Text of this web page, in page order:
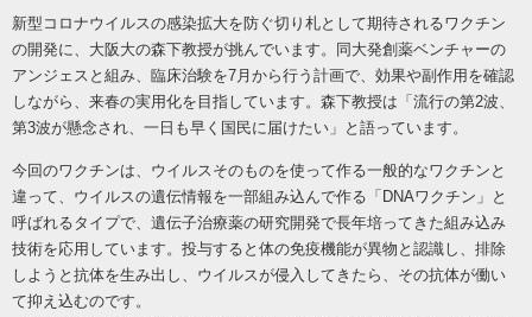
新型コロナウイルスの感染拡大を防ぐ切り札として期待されるワクチン
の開発に、大阪大の森下教授が挑んでいます。同大発創薬ベンチャーの
アンジェスと組み、臨床治験を7月から行う計画で、効果や副作用を確認
しながら、来春の実用化を目指しています。森下教授は「流行の第2波、
第3波が懸念され、一日も早く国民に届けたい」と語っています。
今回のワクチンは、ウイルスそのものを使って作る一般的なワクチンと
違って、ウイルスの遺伝情報を一部組み込んで作る「DNAワクチン」と
呼ばれるタイプで、遺伝子治療薬の研究開発で長年培ってきた組み込み
技術を応用しています。投与すると体の免疫機能が異物と認識し、排除
しようと抗体を生み出し、ウイルスが侵入してきたら、その抗体が働い
て抑え込むのです。